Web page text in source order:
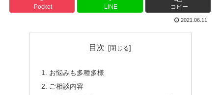
Pocket LINE コピー
2021.06.11
目次
お悩みも多種多様
ご相談内容